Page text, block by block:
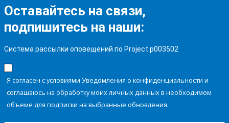
Оставайтесь на связи,
подпишитесь на наши:
Система рассылки оповещений по Project p003502
Я согласен с условиями Уведомления о конфиденциальности и
соглашаюсь на обработку моих личных данных в необходимом
объеме для подписки на выбранные обновления.